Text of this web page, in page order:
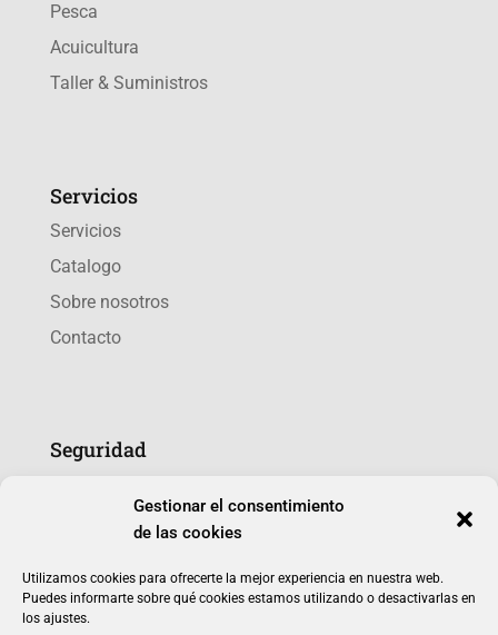
Gestionar el consentimiento
de las cookies
Utilizamos cookies para ofrecerte la mejor experiencia en nuestra web.
Puedes informarte sobre qué cookies estamos utilizando o desactivarlas en
los ajustes.
Pesca
Acuicultura
Taller & Suministros
Servicios
Servicios
Catalogo
Sobre nosotros
Contacto
Seguridad